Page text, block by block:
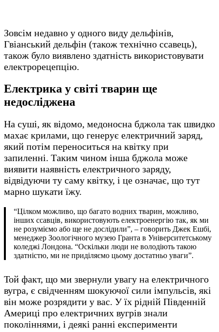
Зовсім недавно у одного виду дельфінів,
Гвіанський дельфін (також технічно ссавець),
також було виявлено здатність використовувати
електрорецепцію.
Електрика у світі тварин ще
недосліджена
На суші, як відомо, медоносна бджола так швидко
махає крилами, що генерує електричний заряд,
який потім переноситься на квітку при
запиленні. Таким чином інша бджола може
виявити наявність електричного заряду,
відвідуючи ту саму квітку, і це означає, що тут
марно шукати їжу.
“Цілком можливо, що багато водних тварин, можливо,
інших ссавців, використовують електроенергію так, як ми
не розуміємо або ще не дослідили”, – говорить Джек Ешбі,
менеджер Зоологічного музею Гранта в Університетському
коледжі Лондона. “Оскільки люди не володіють такою
здатністю, ми не приділяємо цьому достатньо уваги”.
Той факт, що ми звернули увагу на електричного
вугра, є свідченням шокуючої сили імпульсів, які
він може розрядити у вас. У їх рідній Південній
Америці про електричних вугрів знали
поколіннями, і деякі ранні експерименти